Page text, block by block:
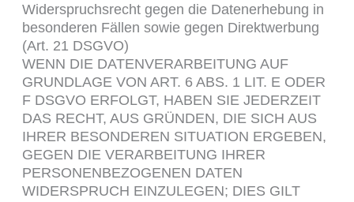
Widerspruchsrecht gegen die Datenerhebung in
besonderen Fällen sowie gegen Direktwerbung
(Art. 21 DSGVO)
WENN DIE DATENVERARBEITUNG AUF
GRUNDLAGE VON ART. 6 ABS. 1 LIT. E ODER
F DSGVO ERFOLGT, HABEN SIE JEDERZEIT
DAS RECHT, AUS GRÜNDEN, DIE SICH AUS
IHRER BESONDEREN SITUATION ERGEBEN,
GEGEN DIE VERARBEITUNG IHRER
PERSONENBEZOGENEN DATEN
WIDERSPRUCH EINZULEGEN; DIES GILT